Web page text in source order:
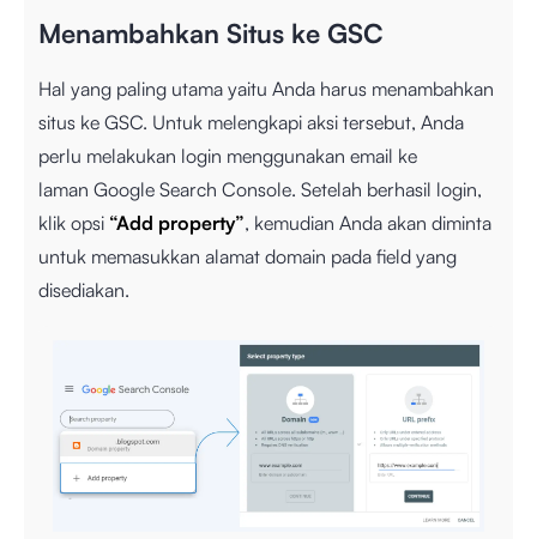
Menambahkan Situs ke GSC
Hal yang paling utama yaitu Anda harus menambahkan
situs ke GSC. Untuk melengkapi aksi tersebut, Anda
perlu melakukan login menggunakan email ke
laman Google Search Console. Setelah berhasil login,
klik opsi “Add property”, kemudian Anda akan diminta
untuk memasukkan alamat domain pada field yang
disediakan.